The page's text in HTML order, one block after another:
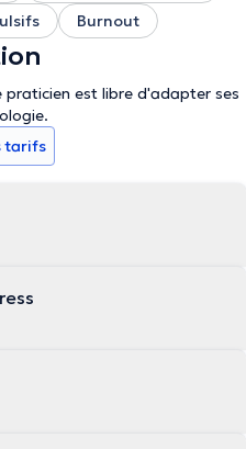
Burnout
praticien est libre d'adapter ses
tarifs